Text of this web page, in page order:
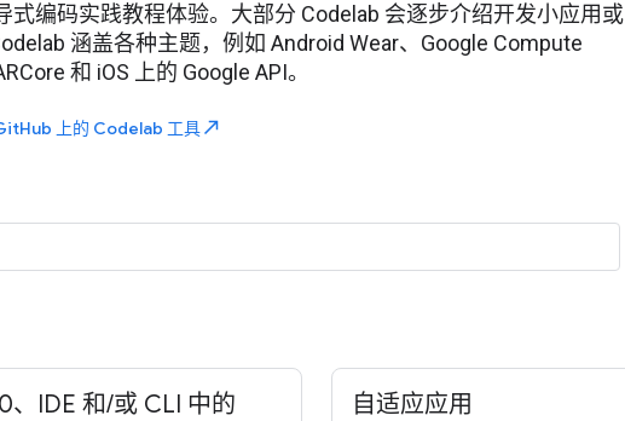
式编码实践教程体验。大部分 Codelab 会逐步介绍开发小应用或
涵盖各种主题，例如 Android Wear、Google Compute
和 iOS 上的 Google API。
上的 Codelab 工具north_east
IDE 和/或 CLI 中的
自适应应用